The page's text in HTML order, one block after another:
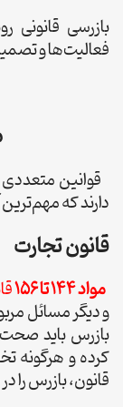
بازرسی قانونی
فعالیت‌ها و
قوانین متعددی
دارند که مهم‌ترین
قانون تجارت
مواد 144 تا 156
و دیگر مسائل
بازرس باید صحت
قانون، بازرس